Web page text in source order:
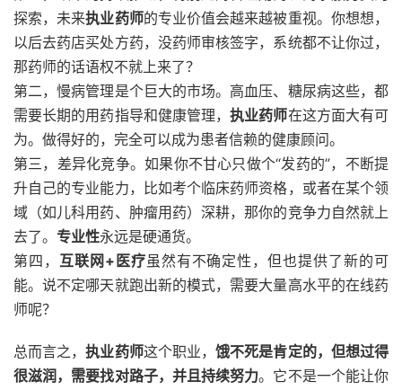
探索，未来执业药师的专业价值会越来越被重视。你想想，
以后去药店买处方药，没药师审核签字，系统都不让你过，
那药师的话语权不就上来了？
第二，慢病管理是个巨大的市场。高血压、糖尿病这些，都
需要长期的用药指导和健康管理，执业药师在这方面大有可
为。做得好的，完全可以成为患者信赖的健康顾问。
第三，差异化竞争。如果你不甘心只做个“发药的”，不断提
升自己的专业能力，比如考个临床药师资格，或者在某个领
域（如儿科用药、肿瘤用药）深耕，那你的竞争力自然就上
去了。 专业性永远是硬通货。
第四， 互联网+医疗虽然有不确定性，但也提供了新的可
能。说不定哪天就跑出新的模式，需要大量高水平的在线药
师呢？
总而言之，执业药师这个职业，饿不死是肯定的，但想过得
很滋润，需要找对路子，并且持续努力。它不是一个能让你